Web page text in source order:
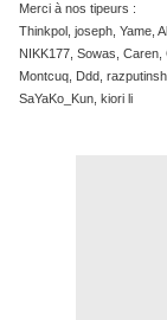
Merci à nos tipeurs :
Thinkpol, joseph, Yame,
NIKK177, Sowas, Caren,
Montcuq, Ddd,
SaYaKo_Kun, kiori li